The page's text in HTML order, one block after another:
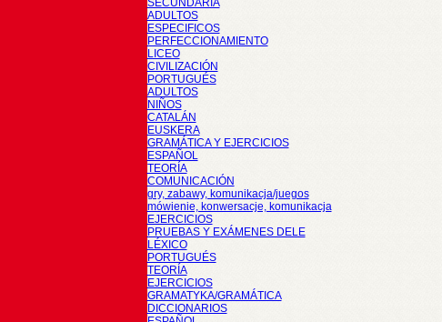
SECUNDARIA
ADULTOS
ESPECIFICOS
PERFECCIONAMIENTO
LICEO
CIVILIZACIÓN
PORTUGUÉS
ADULTOS
NIÑOS
CATALÁN
EUSKERA
GRAMÁTICA Y EJERCICIOS
ESPAÑOL
TEORÍA
COMUNICACIÓN
gry, zabawy, komunikacja/juegos
mówienie, konwersacje, komunikacja
EJERCICIOS
PRUEBAS Y EXÁMENES DELE
LÉXICO
PORTUGUÉS
TEORÍA
EJERCICIOS
GRAMATYKA/GRAMÁTICA
DICCIONARIOS